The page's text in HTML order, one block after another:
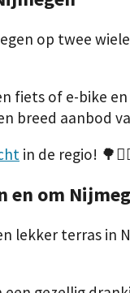
op twee
fiets of e-bike
breed aanbod
in de regio!
en om
lekker terras in